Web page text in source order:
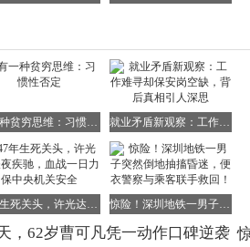
良，终究没能抵挡住长期高压对心
雪峰这样过度劳累、缺乏健康保障
一个人身上，无数老师、自媒体人
大家似乎都默认了一个观念：能扛
识到心血管健康的重要性，也很少
性。
有一种贫穷思维：习惯性否定 就业矛盾新观察：工作难寻却保安岗空缺，背后真相引人深思
47年生死关头，许光达昼夜疾驰，血战一日力保中央机关安全 惊险！深圳地铁一男子突然倒地抽搐昏迷，便衣警察与乘客联手救回！